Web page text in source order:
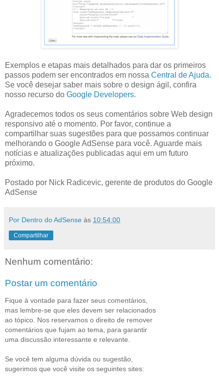
Exemplos e etapas mais detalhados para dar os primeiros
passos podem ser encontrados em nossa Central de Ajuda.
Se você desejar saber mais sobre o design ágil, confira
nosso recurso do Google Developers.
Agradecemos todos os seus comentários sobre Web design
responsivo até o momento. Por favor, continue a
compartilhar suas sugestões para que possamos continuar
melhorando o Google AdSense para você. Aguarde mais
notícias e atualizações publicadas aqui em um futuro
próximo.
Postado por Nick Radicevic, gerente de produtos do Google
AdSense
Por Dentro do AdSense às 10:54:00
Compartilhar
Nenhum comentário:
Postar um comentário
Fique à vontade para fazer seus comentários,
mas lembre-se que eles devem ser relacionados
ao tópico. Nos reservamos o direito de remover
comentários que fujam ao tema, para garantir
uma discussão interessante e relevante.
Se você tem alguma dúvida ou sugestão,
sugerimos que você visite os seguintes sites: